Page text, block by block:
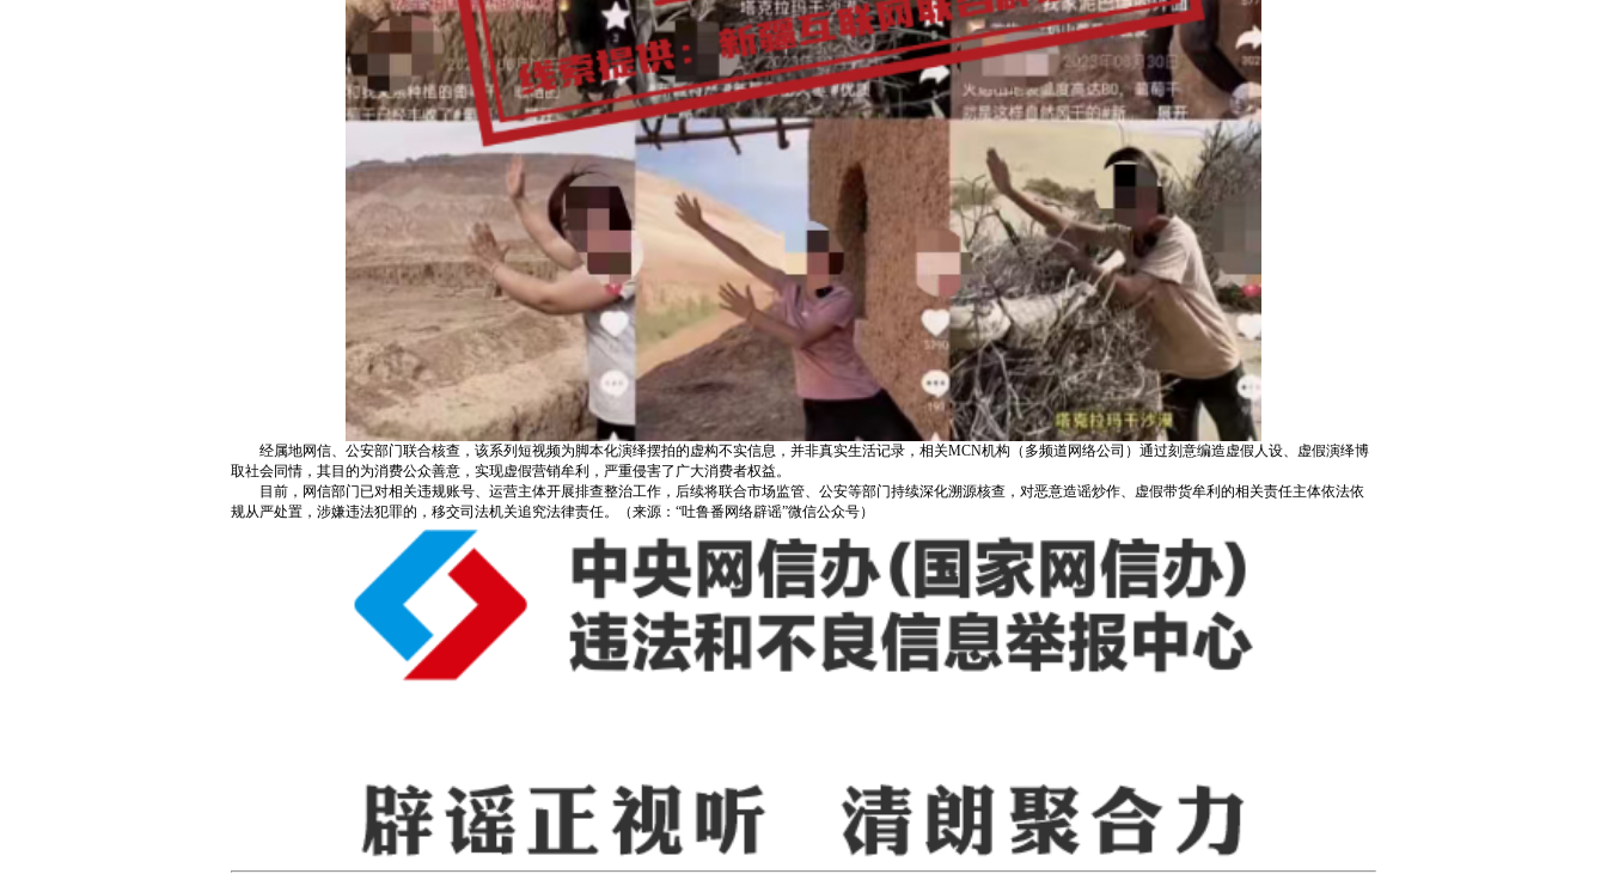
经属地网信、公安部门联合核查，该系列短视频为脚本化演绎摆拍的虚构不实信息，并非真实生活记录，相关MCN机构（多频道网络公司）通过刻意编造虚假人设、虚假演绎博
取社会同情，其目的为消费公众善意，实现虚假营销牟利，严重侵害了广大消费者权益。
目前，网信部门已对相关违规账号、运营主体开展排查整治工作，后续将联合市场监管、公安等部门持续深化溯源核查，对恶意造谣炒作、虚假带货牟利的相关责任主体依法依
规从严处置，涉嫌违法犯罪的，移交司法机关追究法律责任。（来源：“吐鲁番网络辟谣”微信公众号）